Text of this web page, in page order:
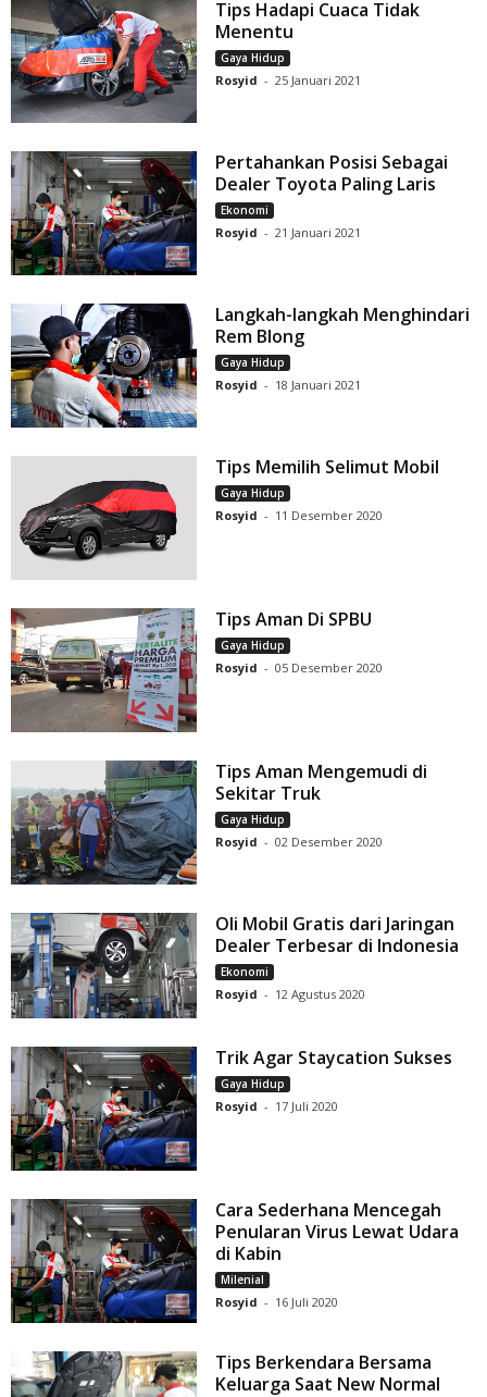
Tips Hadapi Cuaca Tidak
Menentu
Gaya Hidup
Rosyid - 25 Januari 2021
Pertahankan Posisi Sebagai
Dealer Toyota Paling Laris
Ekonomi
Rosyid - 21 Januari 2021
Langkah-langkah Menghindari
Rem Blong
Gaya Hidup
Rosyid - 18 Januari 2021
Tips Memilih Selimut Mobil
Gaya Hidup
Rosyid - 11 Desember 2020
Tips Aman Di SPBU
Gaya Hidup
Rosyid - 05 Desember 2020
Tips Aman Mengemudi di
Sekitar Truk
Gaya Hidup
Rosyid - 02 Desember 2020
Oli Mobil Gratis dari Jaringan
Dealer Terbesar di Indonesia
Ekonomi
Rosyid - 12 Agustus 2020
Trik Agar Staycation Sukses
Gaya Hidup
Rosyid - 17 Juli 2020
Cara Sederhana Mencegah
Penularan Virus Lewat Udara
di Kabin
Milenial
Rosyid - 16 Juli 2020
Tips Berkendara Bersama
Keluarga Saat New Normal